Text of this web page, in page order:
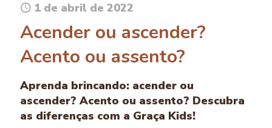
1 de abril de 2022
Acender ou ascender?
Acento ou assento?
Aprenda brincando: acender ou
ascender? Acento ou assento? Descubra
as diferenças com a Graça Kids!